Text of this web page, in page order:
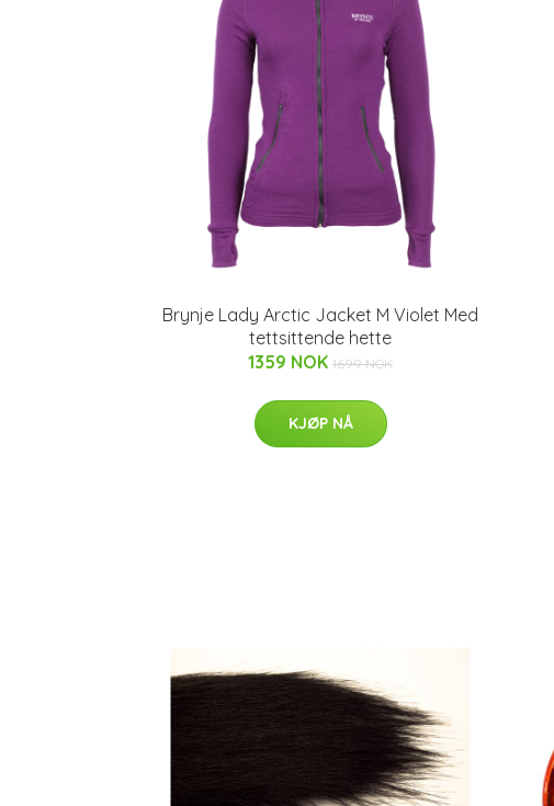
Brynje Lady Arctic Jacket M Violet Med
tettsittende hette
1359 NOK 1699 NOK
KJØP NÅ